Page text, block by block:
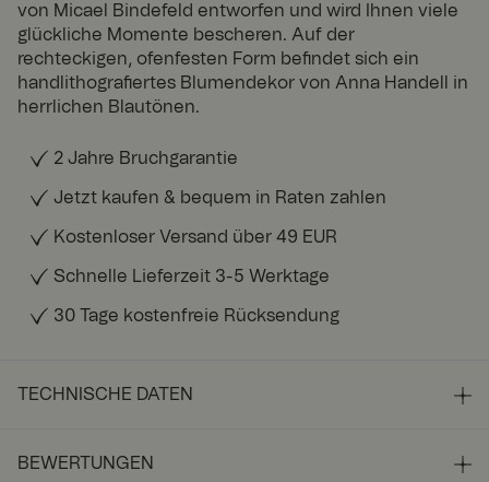
von Micael Bindefeld entworfen und wird Ihnen viele
glückliche Momente bescheren. Auf der
rechteckigen, ofenfesten Form befindet sich ein
handlithografiertes Blumendekor von Anna Handell in
herrlichen Blautönen.
2 Jahre Bruchgarantie
Jetzt kaufen & bequem in Raten zahlen
Kostenloser Versand über 49 EUR
Schnelle Lieferzeit 3-5 Werktage
30 Tage kostenfreie Rücksendung
TECHNISCHE DATEN
BEWERTUNGEN